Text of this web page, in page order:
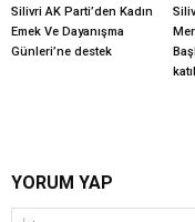
Silivri AK Parti’den Kadın
Emek Ve Dayanışma
Günleri’ne destek
YORUM YAP